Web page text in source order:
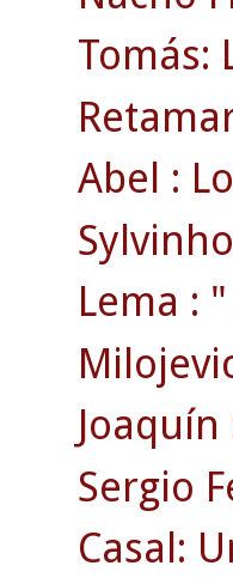
Tomás:
Abel :
Lema :
Sergio
Casal: